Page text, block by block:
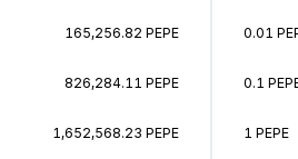
165,256.82 PEPE
826,284.11 PEPE
1,652,568.23 PEPE
0.01
0.1
1 PEPE